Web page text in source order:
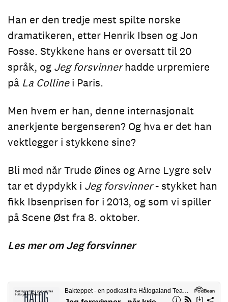
Han er den tredje mest spilte norske
dramatikeren, etter Henrik Ibsen og Jon
Fosse. Stykkene hans er oversatt til 20
språk, og Jeg forsvinnerhadde urpremiere
på La Collinei Paris.
Men hvem er han, denne internasjonalt
anerkjente bergenseren? Og hva er det han
vektlegger i stykkene sine?
Bli med når Trude Øines og Arne Lygre selv
tar et dypdykk i Jeg forsvinner- stykket han
fikk Ibsenprisen for i 2013, og som vi spiller
på Scene Øst fra 8. oktober.
Les mer om Jeg forsvinner